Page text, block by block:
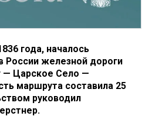
года, началось
России железной дороги
— Царское Село —
маршрута составила 25
руководил